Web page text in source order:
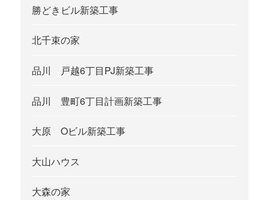
勝どきビル新築工事
北千束の家
品川 戸越6丁目PJ新築工事
品川 豊町6丁目計画新築工事
大原 Oビル新築工事
大山ハウス
大森の家